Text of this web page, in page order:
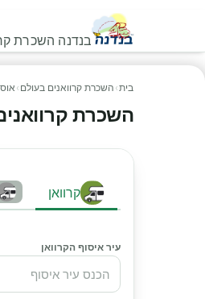
בנדנה השכרת
בית› השכרת קרוואנים בעולם ›
השכרת קרוואנים
קרוואן
עיר איסוף הקרוואן